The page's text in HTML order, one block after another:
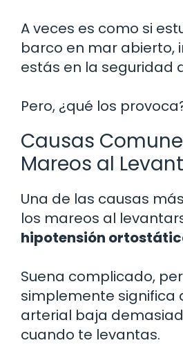
A veces es como si
barco en mar abierto,
estás en la seguridad
Pero, ¿qué los
Causas
Mareos al
Una de las causas
los mareos al
hipotensión
Suena complicado,
simplemente significa
arterial baja
cuando te levantas.